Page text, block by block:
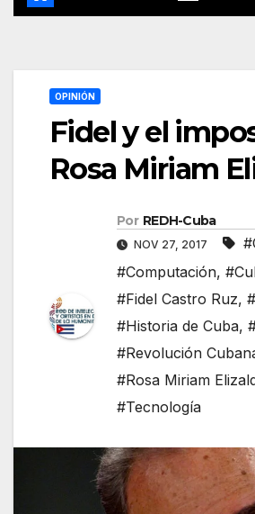
OPINIÓN
Fidel y el
Rosa Miriam
Por REDH-Cuba
NOV 27, 2017
#Computación,
#Fidel Castro Ruz,
#Historia de Cuba,
#Revolución
#Rosa Miriam
#Tecnología